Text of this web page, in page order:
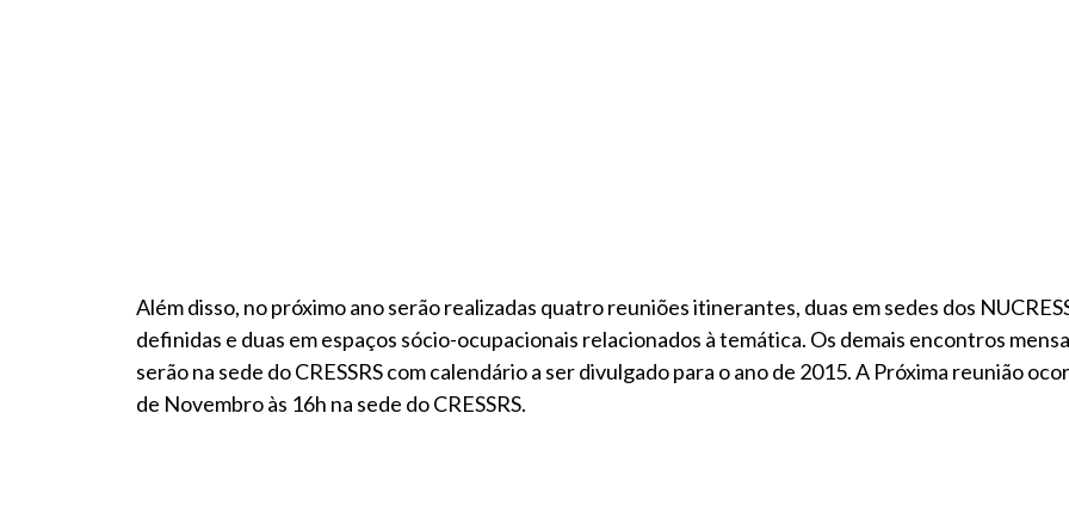
Além disso, no próximo ano serão realizadas quatro reuniões itinerantes, duas em sedes dos
definidas e duas em espaços sócio-ocupacionais relacionados à temática. Os demais encontros
serão na sede do CRESSRS com calendário a ser divulgado para o ano de 2015. A Próxima reunião
de Novembro às 16h na sede do CRESSRS.